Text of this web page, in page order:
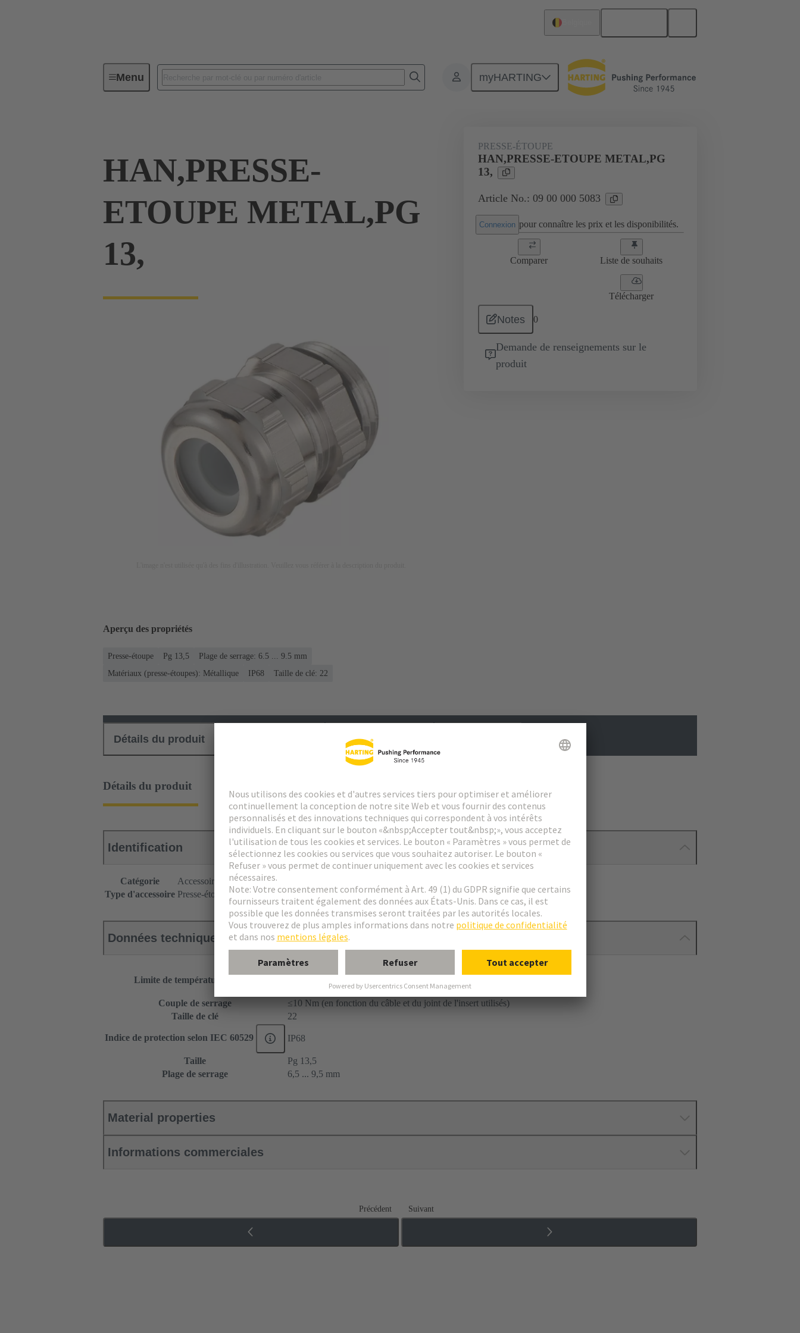
Menu myHARTING
Connecteurs industriels / Han® Accessoires Presse-étoupes 09 00 000 5083
HAN,PRESSE-
ETOUPE METAL,PG
13,
PRESSE-ÉTOUPE
HAN,PRESSE-ETOUPE METAL,PG
13,
Article No.: 09 00 000 5083
Connexion pour connaître les prix et les disponibilités.
Comparer Liste de souhaits
Télécharger
Notes 0
Demande de renseignements sur le
produit
Aperçu des propriétés
Presse-étoupe Pg 13,5
Plage de serrage: 6.5 ... 9.5 mm
Matériaux (presse-étoupes): Métallique
IP68 Taille de clé: 22
Détails du produit Produits assortis
Détails du produit
Identification
Catégorie
Accessoires
Type d'accessoire Presse-étoupe
Données techniques
Limite de température
Couple de serrage
≤10 Nm (en fonction du câble et du joint de l'insert utilisés)
Taille de clé
22
Indice de protection selon IEC 60529 IP68
Taille
Pg 13,5
Plage de serrage
6,5 ... 9,5 mm
Material properties
Informations commerciales
Précédent Suivant